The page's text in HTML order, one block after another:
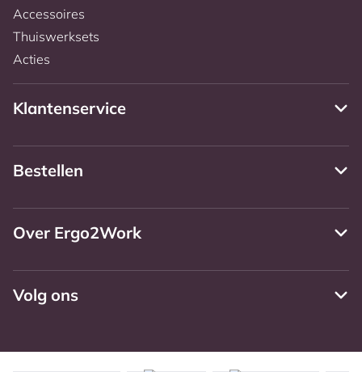
Accessoires
Thuiswerksets
Acties
Klantenservice
Bestellen
Over Ergo2Work
Volg ons